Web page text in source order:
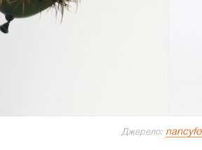
Джерело: